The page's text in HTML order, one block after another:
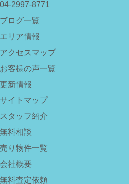
04-2997-8771
ブログ一覧
エリア情報
アクセスマップ
お客様の声一覧
更新情報
サイトマップ
スタッフ紹介
無料相談
売り物件一覧
会社概要
無料査定依頼